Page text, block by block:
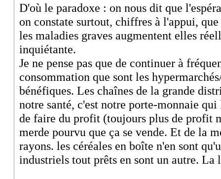
D'où le paradoxe : on nous dit que
on constate surtout, chiffres à l'appui,
les maladies graves augmentent elles
inquiétante.
Je ne pense pas que de continuer à
consommation que sont les
bénéfiques. Les chaînes de la grande
notre santé, c'est notre porte-monnaie
de faire du profit (toujours plus de profit
merde pourvu que ça se vende. Et de la
rayons. les céréales en boîte n'en sont
industriels tout prêts en sont un autre. La